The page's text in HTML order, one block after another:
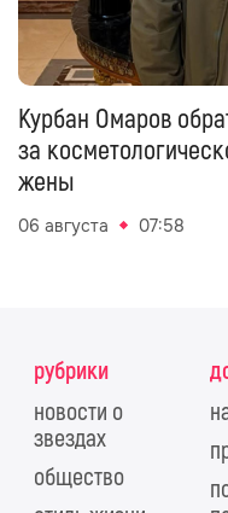
Курбан Омаров
за
жены
06 августа 07:58
рубрики
новости о
звездах
общество